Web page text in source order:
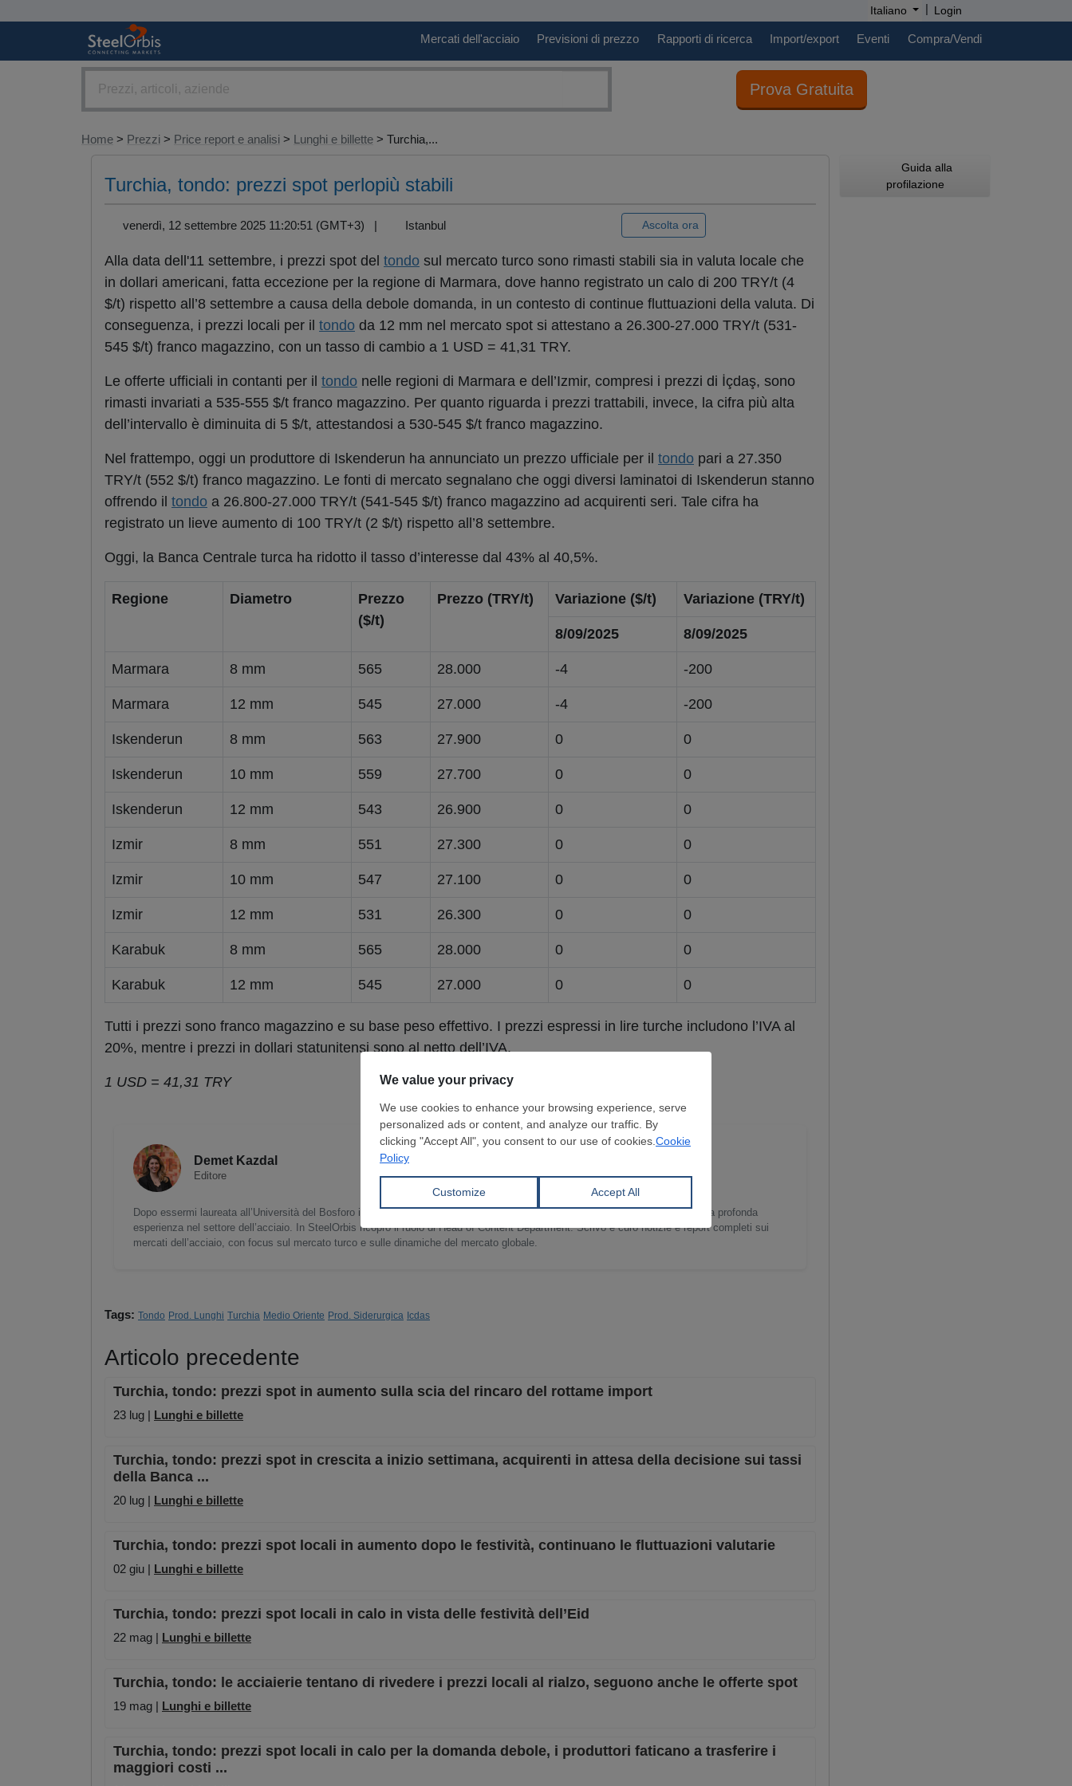
Italiano | Login
Mercati dell'acciaio Previsioni di prezzo Rapporti di ricerca Import/export Eventi Compra/Vendi
Prova Gratuita
Home > Prezzi > Price report e analisi > Lunghi e billette > Turchia,...
Turchia, tondo: prezzi spot perlopiù stabili
venerdì, 12 settembre 2025 11:20:51 (GMT+3) | Istanbul Ascolta ora
Alla data dell'11 settembre, i prezzi spot del tondo sul mercato turco sono rimasti stabili sia in valuta locale che
in dollari americani, fatta eccezione per la regione di Marmara, dove hanno registrato un calo di 200 TRY/t (4
$/t) rispetto all’8 settembre a causa della debole domanda, in un contesto di continue fluttuazioni della valuta. Di
conseguenza, i prezzi locali per il tondo da 12 mm nel mercato spot si attestano a 26.300-27.000 TRY/t (531-
545 $/t) franco magazzino, con un tasso di cambio a 1 USD = 41,31 TRY.
Le offerte ufficiali in contanti per il tondo nelle regioni di Marmara e dell’Izmir, compresi i prezzi di İçdaş, sono
rimasti invariati a 535-555 $/t franco magazzino. Per quanto riguarda i prezzi trattabili, invece, la cifra più alta
dell’intervallo è diminuita di 5 $/t, attestandosi a 530-545 $/t franco magazzino.
Nel frattempo, oggi un produttore di Iskenderun ha annunciato un prezzo ufficiale per il tondo pari a 27.350
TRY/t (552 $/t) franco magazzino. Le fonti di mercato segnalano che oggi diversi laminatoi di Iskenderun stanno
offrendo il tondo a 26.800-27.000 TRY/t (541-545 $/t) franco magazzino ad acquirenti seri. Tale cifra ha
registrato un lieve aumento di 100 TRY/t (2 $/t) rispetto all’8 settembre.
Oggi, la Banca Centrale turca ha ridotto il tasso d’interesse dal 43% al 40,5%.
Regione Diametro
Prezzo
($/t)
Prezzo (TRY/t) Variazione ($/t) Variazione (TRY/t)
8/09/2025 8/09/2025
Marmara 8 mm 565 28.000 -4 -200
Marmara 12 mm 545 27.000 -4 -200
Iskenderun 8 mm 563 27.900 0 0
Iskenderun 10 mm 559 27.700 0 0
Iskenderun 12 mm 543 26.900 0 0
Izmir 8 mm 551 27.300 0 0
Izmir 10 mm 547 27.100 0 0
Izmir 12 mm 531 26.300 0 0
Karabuk 8 mm 565 28.000 0 0
Karabuk 12 mm 545 27.000 0 0
Tutti i prezzi sono franco magazzino e su base peso effettivo. I prezzi espressi in lire turche includono l’IVA al
20%, mentre i prezzi in dollari statunitensi sono al netto dell’IVA.
1 USD = 41,31 TRY
Demet Kazdal
Editore
Dopo essermi laureata all’Università del Bosforo in Lingua e Letteratura Inglese ho trascorso gli ultimi 15 anni sviluppando una profonda
esperienza nel settore dell’acciaio. In SteelOrbis ricopro il ruolo di Head of Content Department. Scrivo e curo notizie e report completi sui
mercati dell’acciaio, con focus sul mercato turco e sulle dinamiche del mercato globale.
Tags: Tondo Prod. Lunghi Turchia Medio Oriente Prod. Siderurgica Icdas
Articolo precedente
Turchia, tondo: prezzi spot in aumento sulla scia del rincaro del rottame import
23 lug | Lunghi e billette
Turchia, tondo: prezzi spot in crescita a inizio settimana, acquirenti in attesa della decisione sui tassi
della Banca ...
20 lug | Lunghi e billette
Turchia, tondo: prezzi spot locali in aumento dopo le festività, continuano le fluttuazioni valutarie
02 giu | Lunghi e billette
Turchia, tondo: prezzi spot locali in calo in vista delle festività dell’Eid
22 mag | Lunghi e billette
Turchia, tondo: le acciaierie tentano di rivedere i prezzi locali al rialzo, seguono anche le offerte spot
19 mag | Lunghi e billette
Turchia, tondo: prezzi spot locali in calo per la domanda debole, i produttori faticano a trasferire i
maggiori costi ...
Guida alla
profilazione